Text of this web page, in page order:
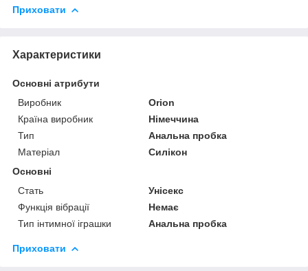
Приховати
Характеристики
Основні атрибути
Виробник
Orion
Країна виробник
Німеччина
Тип
Анальна пробка
Матеріал
Силікон
Основні
Стать
Унісекс
Функція вібрації
Немає
Тип інтимної іграшки
Анальна пробка
Приховати